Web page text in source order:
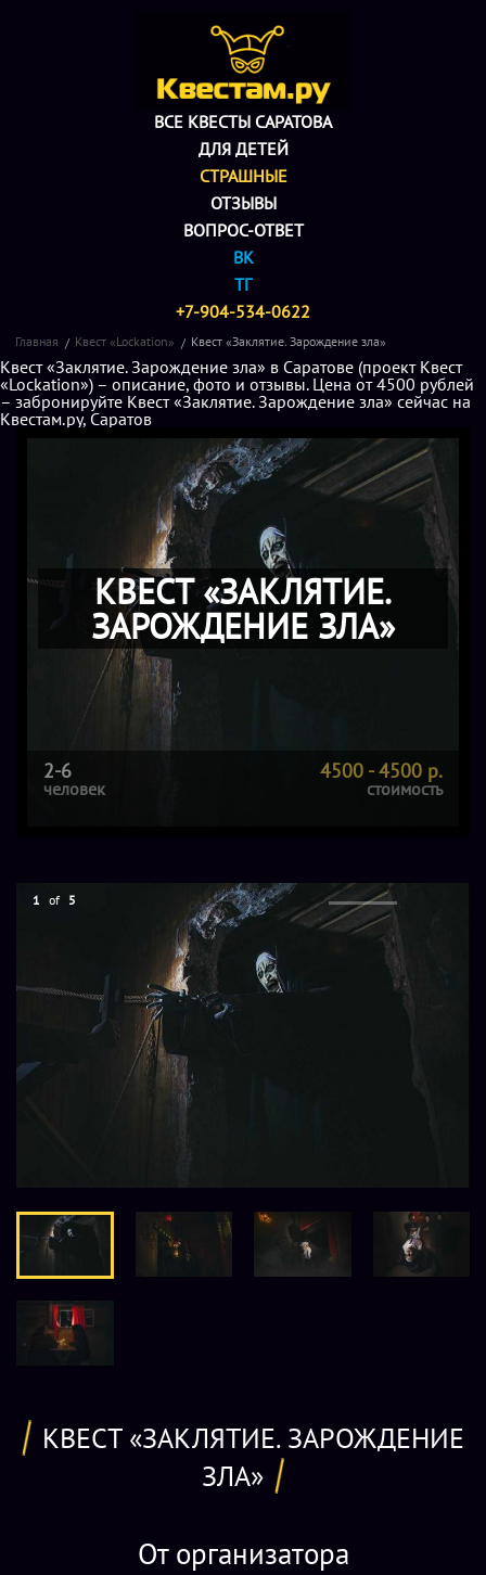
ВСЕ КВЕСТЫ САРАТОВА
ДЛЯ ДЕТЕЙ
СТРАШНЫЕ
ОТЗЫВЫ
ВОПРОС-ОТВЕТ
ВК
ТГ
+7-904-534-0622
Главная Квест «Lockation» Квест «Заклятие. Зарождение зла»
Квест «Заклятие. Зарождение зла» в Саратове (проект Квест
«Lockation») – описание, фото и отзывы. Цена от 4500 рублей
– забронируйте Квест «Заклятие. Зарождение зла» сейчас на
Квестам.ру, Саратов
КВЕСТ «ЗАКЛЯТИЕ.
ЗАРОЖДЕНИЕ ЗЛА»
2-6
человек
4500 - 4500 р.
стоимость
1 of 5
КВЕСТ «ЗАКЛЯТИЕ. ЗАРОЖДЕНИЕ
ЗЛА»
От организатора